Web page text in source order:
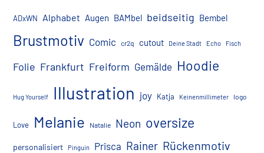
ADxWN Alphabet Augen BAMbel beidseitig Bembel
Brustmotiv Comic cr2q cutout Deine Stadt Echo Fisch
Folie Frankfurt Freiform Gemälde Hoodie
Hug Yourself Illustration joy Katja Keinenmillimeter logo
Love Melanie Natalie Neon oversize
personalisiert Pinguin Prisca Rainer Rückenmotiv